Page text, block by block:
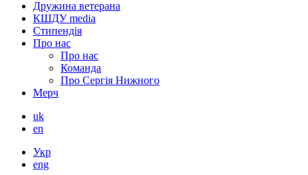
Дружина ветерана
КШДУ media
Стипендія
Про нас
Про нас
Команда
Про Сергія Нижного
Мерч
uk
en
Укр
eng